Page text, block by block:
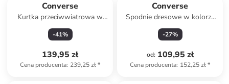
Converse
Kurtka przeciwwiatrowa w
kolorze różowym
-41%
139,95 zł
Cena producenta: 239,25 zł*
Converse
Spodnie dresowe w kolorze
czarnym
-27%
od: 109,95 zł
Cena producenta: 152,25 zł*